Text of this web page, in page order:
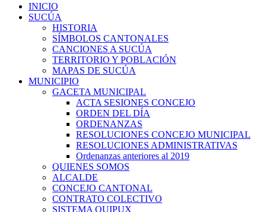
INICIO
SUCÚA
HISTORIA
SÍMBOLOS CANTONALES
CANCIONES A SUCÚA
TERRITORIO Y POBLACIÓN
MAPAS DE SUCÚA
MUNICIPIO
GACETA MUNICIPAL
ACTA SESIONES CONCEJO
ORDEN DEL DÍA
ORDENANZAS
RESOLUCIONES CONCEJO MUNICIPAL
RESOLUCIONES ADMINISTRATIVAS
Ordenanzas anteriores al 2019
QUIENES SOMOS
ALCALDE
CONCEJO CANTONAL
CONTRATO COLECTIVO
SISTEMA QUIPUX